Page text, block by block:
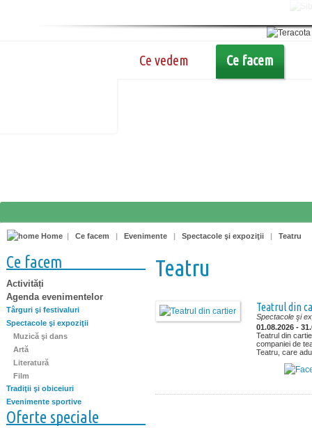
Ce vedem Ce facem
Home | Ce facem | Evenimente | Spectacole şi expoziţii | Teatru
Ce facem
Activități
Agenda evenimentelor
Târguri şi festivaluri
Spectacole şi expoziţii
Muzică şi dans
Artă
Literatură
Film
Tradiţii şi obiceiuri
Evenimente sportive
Oferte speciale
Teatru
Teatrul din
Spectacole şi
01.08.2026 -
Teatrul din
companiei de
Teatru, care